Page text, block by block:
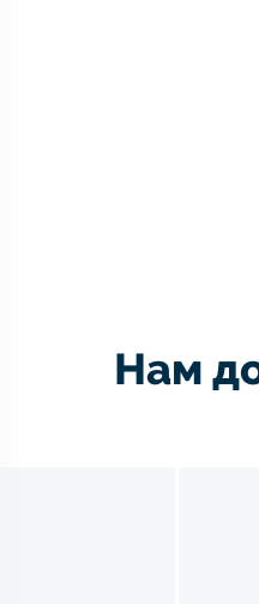
Нам